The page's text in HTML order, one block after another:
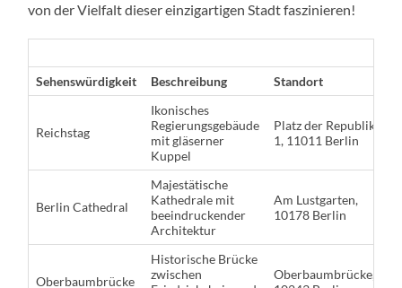
von der Vielfalt dieser einzigartigen Stadt faszinieren!
Sehenswürdigkeit Beschreibung Standort
Reichstag
Ikonisches
Regierungsgebäude
mit gläserner
Kuppel
Platz der Republik
1, 11011 Berlin
Berlin Cathedral
Majestätische
Kathedrale mit
beeindruckender
Architektur
Am Lustgarten,
10178 Berlin
Oberbaumbrücke
Historische Brücke
zwischen
Oberbaumbrücke,